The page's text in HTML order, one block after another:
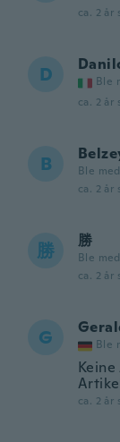
ca. 2 år
D Ble
ca. 2 år
B Ble
ca. 2 år
勝 勝
Ble
ca. 2 år
G Ble
ca. 2 år